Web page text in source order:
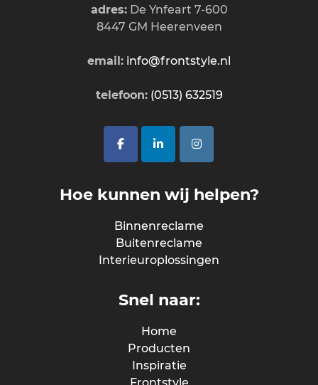
adres:De Ynfeart 7-600
8447 GM Heerenveen
email: info@frontstyle.nl
telefoon: (0513) 632519
Hoe kunnen wij helpen?
Binnenreclame
Buitenreclame
Interieuroplossingen
Snel naar:
Home
Producten
Inspiratie